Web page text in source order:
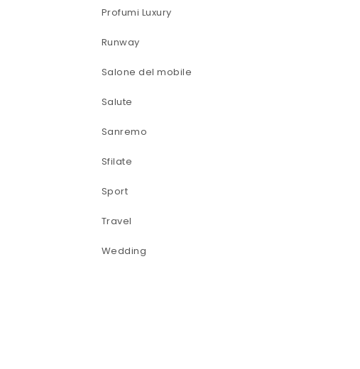
Profumi Luxury
Runway
Salone del mobile
Salute
Sanremo
Sfilate
Sport
Travel
Wedding